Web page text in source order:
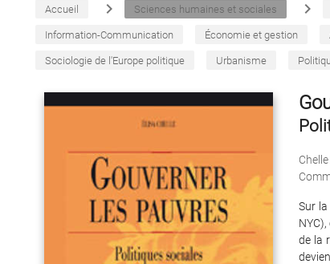
Accueil navigate_next Sciences humaines et sociales navigate_next
Information-Communication Économie et gestion
Sociologie de l'Europe politique Urbanisme
Sur
de la